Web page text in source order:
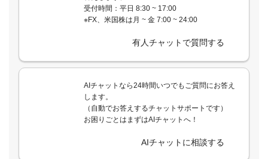
受付時間：平日 8:30 ~ 17:00
※FX、米国株は月 ~ 金 7:00 ~ 24:00
有人チャットで質問する
AIチャットなら24時間いつでもご質問にお答え
します。
（自動でお答えするチャットサポートです）
お困りごとはまずはAIチャットへ！
AIチャットに相談する